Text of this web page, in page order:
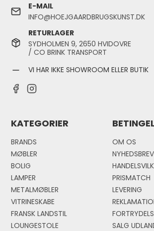
E-MAIL
INFO@HOEJGAARDBRUGSKUNST.DK
RETURLAGER
SYDHOLMEN 9, 2650 HVIDOVRE
/ CO BRINK TRANSPORT
VI HAR IKKE SHOWROOM ELLER BUTIK
KATEGORIER
BRANDS
MØBLER
BOLIG
LAMPER
METALMØBLER
VITRINESKABE
FRANSK LANDSTIL
LOUNGESTOLE
OM OS
NYHEDSBREV
PRISMATCH
LEVERING
SALG